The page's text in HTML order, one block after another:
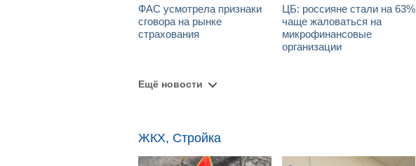
ФАС усмотрела признаки
сговора на рынке
страхования
ЦБ: россияне стали на 63%
чаще жаловаться на
микрофинансовые
организации
Ещё новости
ЖКХ, Стройка